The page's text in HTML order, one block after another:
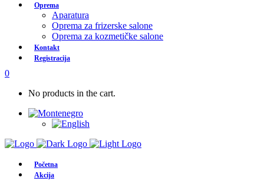
Oprema
Aparatura
Oprema za frizerske salone
Oprema za kozmetičke salone
Kontakt
Registracija
0
No products in the cart.
Početna
Akcija